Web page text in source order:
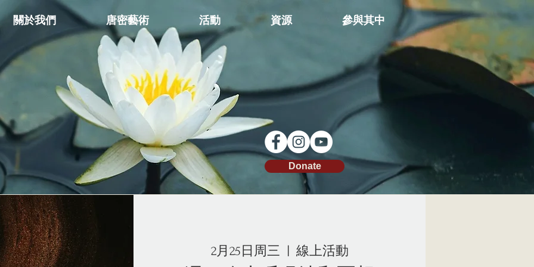
關於我們 唐密藝術 活動 資源 參與其中
Donate
2月25日周三 線上活動